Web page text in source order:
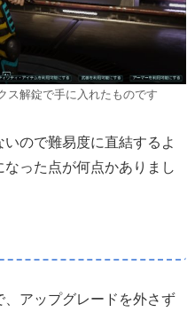
ス解錠で手に入れたものです
ので難易度に直結するよ
った点が何点かありまし
アップグレードを外さず